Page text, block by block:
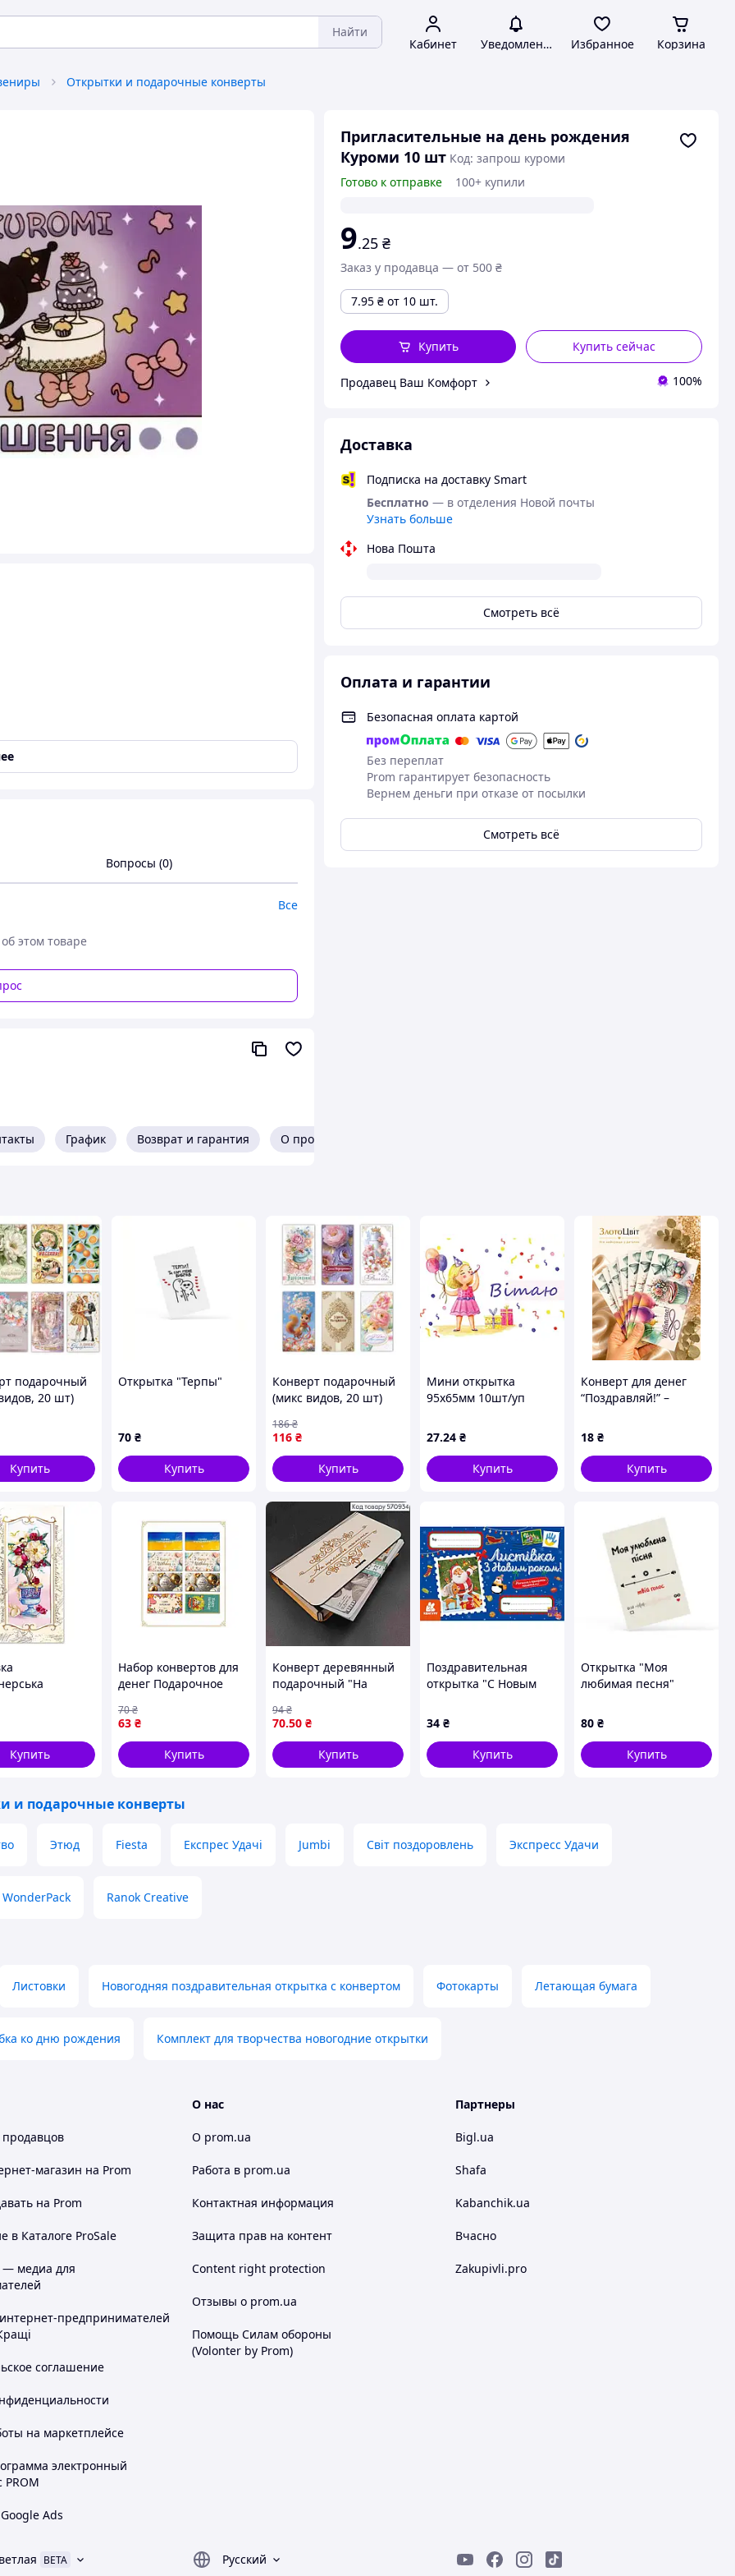
Найти
Кабинет Уведомления Избранное Корзина
Открытки и подарочные конверты
Пригласительные на день рождения
Куроми 10 шт Код: запрош куроми
Готово к отправке
100+ купили
9.25 ₴
Заказ у продавца — от 500 ₴
7.95 ₴ от 10 шт.
Купить сейчас
Купить
Продавец Ваш Комфорт 100%
Доставка
Подписка на доставку Smart
Бесплатно — в отделения Новой почты
Узнать больше
Нова Пошта
Смотреть всё
Оплата и гарантии
Безопасная оплата картой
Без переплат
Prom гарантирует безопасность
Вернем деньги при отказе от посылки
Смотреть всё
подобрать в едином стиле все необходимое для
Вопросы (0)
Все
этом товаре
График Возврат и гарантия О продавце
подарочный
20 шт)
Купить
Открытка "Терпы"
70 ₴
Купить
Конверт подарочный
(микс видов, 20 шт)
116 ₴
186₴
Купить
Мини открытка
95х65мм 10шт/уп
УПАКОВКИН
27.24 ₴
Купить
Конверт для денег
“Поздравляй!” –
подарочный конверт |
ЗлотоЦвит
18 ₴
Купить
Купить
Набор конвертов для
денег Подарочное
ТМ Upakovkin
63 ₴
70₴
Купить
Конверт деревянный
подарочный "На
18*10,5см, ручная
работа, Украина.
70.50 ₴
94₴
Купить
Поздравительная
открытка "С Новым
наклейками
34 ₴
Купить
Открытка "Моя
любимая песня"
80 ₴
Купить
и подарочные конверты
Этюд Fiesta Експрес Удачі Jumbi Світ поздоровлень Экспресс Удачи
WonderPack Ranok Creative
Листовки Новогодняя поздравительная открытка с конвертом Фотокарты Летающая бумага
ко дню рождения Комплект для творчества новогодние открытки
магазин на Prom
на Prom
в Каталоге ProSale
— медиа для
предпринимателей
соглашение
на маркетплейсе
электронный
PROM
Ads
О нас
О prom.ua
Работа в prom.ua
Контактная информация
Защита прав на контент
Content right protection
Отзывы о prom.ua
Помощь Силам обороны
(Volonter by Prom)
Партнеры
Bigl.ua
Shafa
Kabanchik.ua
Вчасно
Zakupivli.pro
BETA Русский